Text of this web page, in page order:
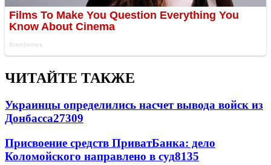
ЧИТАЙТЕ ТАКЖЕ
Украинцы определились насчет вывода войск из
Донбасса27309
Присвоение средств ПриватБанка: дело
Коломойского направлено в суд8135